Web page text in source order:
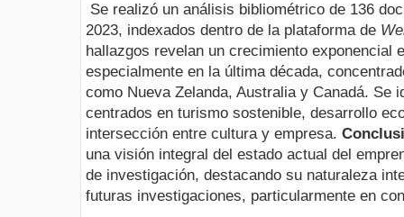
Se realizó un análisis bibliométrico de 136
2023, indexados dentro de la plataforma de
hallazgos revelan un crecimiento exponencial
especialmente en la última década,
como Nueva Zelanda, Australia y Canadá. Se
centrados en turismo sostenible, desarrollo
intersección entre cultura y empresa.
una visión integral del estado actual del
de investigación, destacando su naturaleza
futuras investigaciones, particularmente en